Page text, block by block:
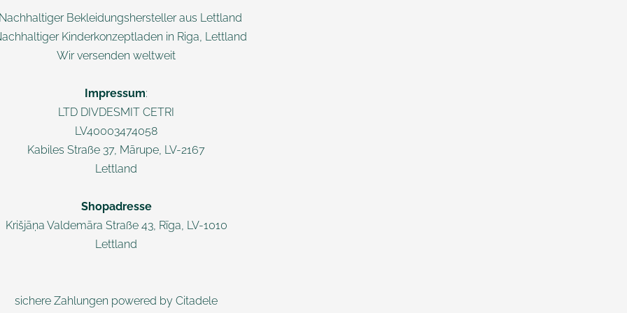
Bekleidungshersteller aus Lettland
Kinderkonzeptladen in Riga, Lettland
Wir versenden weltweit
Impressum:
LTD DIVDESMIT CETRI
LV40003474058
Kabiles Straße 37, Mārupe, LV-2167
Lettland
Shopadresse
Krišjāņa Valdemāra Straße 43, Rīga, LV-1010
Lettland
sichere Zahlungen powered by Citadele